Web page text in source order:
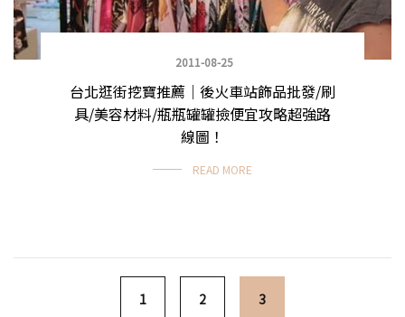
2011-08-25
台北逛街挖寶推薦｜後火車站飾品批發/刷
具/美容材料/瓶瓶罐罐撿便宜攻略超強路
線圖！
READ MORE
Posts navigation
1 2 3